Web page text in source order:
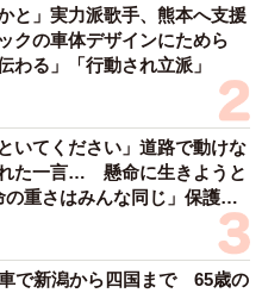
と」実力派歌手、熊本へ支援
クの車体デザインにためら
る」「行動され立派」
いてください」道路で動けな
た一言… 懸命に生きようと
重さはみんな同じ」保護団
で新潟から四国まで 65歳の